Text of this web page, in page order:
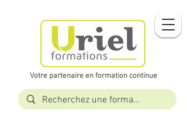
Votre partenaire en formation continue​​